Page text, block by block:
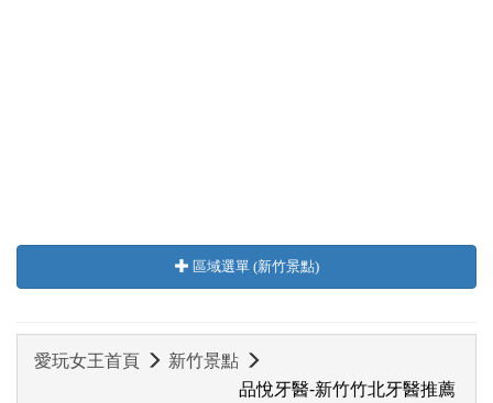
區域選單 (新竹景點)
愛玩女王首頁
新竹景點
品悅牙醫-新竹竹北牙醫推薦